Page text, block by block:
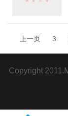
上一页 3
Copyright